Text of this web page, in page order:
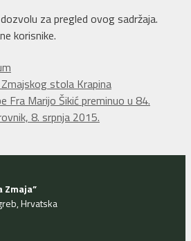
za pregled ovog sadržaja.
korisnike.
stola Krapina
Fra Marijo Šikić preminuo u 84.
8. srpnja 2015.
Zmaja”
Hrvatska